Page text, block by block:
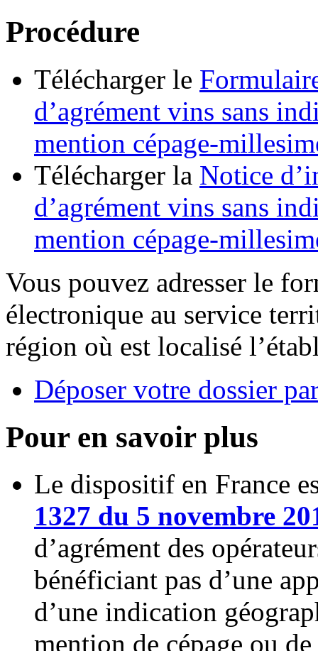
Procédure
Télécharger le
d’agrément vins sans
mention cépage-
Télécharger la Notice
d’agrément vins sans
mention cépage-
Vous pouvez adresser le
électronique au service
région où est localisé
Déposer votre dossier
Pour en savoir plus
Le dispositif en France
1327 du 5 novembre
d’agrément des
bénéficiant pas d’une
d’une indication
mention de cépage ou